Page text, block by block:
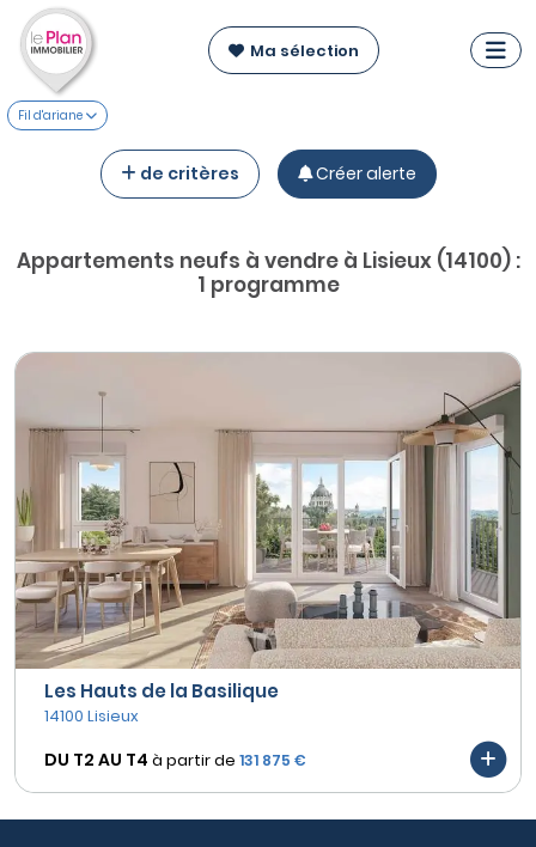
Ma sélection
Fil d'ariane
de critères Créer alerte
Appartements neufs à vendre à Lisieux (14100) :
1 programme
Les Hauts de la Basilique
14100 Lisieux
DU T2 AU T4 à partir de 131 875 €